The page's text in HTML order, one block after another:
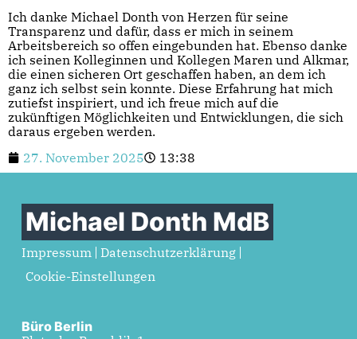
Ich danke Michael Donth von Herzen für seine
Transparenz und dafür, dass er mich in seinem
Arbeitsbereich so offen eingebunden hat. Ebenso danke
ich seinen Kolleginnen und Kollegen Maren und Alkmar,
die einen sicheren Ort geschaffen haben, an dem ich
ganz ich selbst sein konnte. Diese Erfahrung hat mich
zutiefst inspiriert, und ich freue mich auf die
zukünftigen Möglichkeiten und Entwicklungen, die sich
daraus ergeben werden.
27. November 2025
13:38
Michael Donth MdB
Impressum
Datenschutzerklärung
Cookie-Einstellungen
Büro Berlin